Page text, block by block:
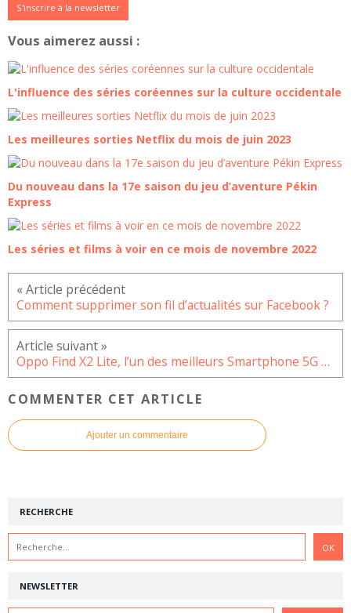
S'inscrire à la newsletter
Vous aimerez aussi :
L'influence des séries coréennes sur la culture occidentale
Les meilleures sorties Netflix du mois de juin 2023
Du nouveau dans la 17e saison du jeu d’aventure Pékin
Express
Les séries et films à voir en ce mois de novembre 2022
Comment supprimer son fil d’actualités sur Facebook ?
Oppo Find X2 Lite, l’un des meilleurs Smartphone 5G milieu de gamme 2020
COMMENTER CET ARTICLE
Ajouter un commentaire
NEWSLETTER
RECHERCHE